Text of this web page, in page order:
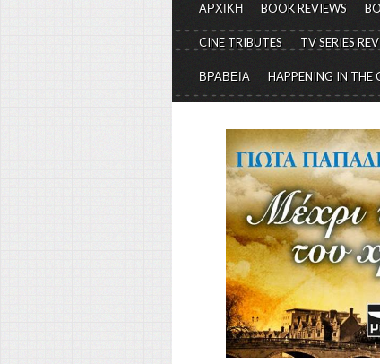
ΑΡΧΙΚΗ BOOK REVIEWS
CINE TRIBUTES TV SERIES
ΒΡΑΒΕΙΑ HAPPENING IN THE